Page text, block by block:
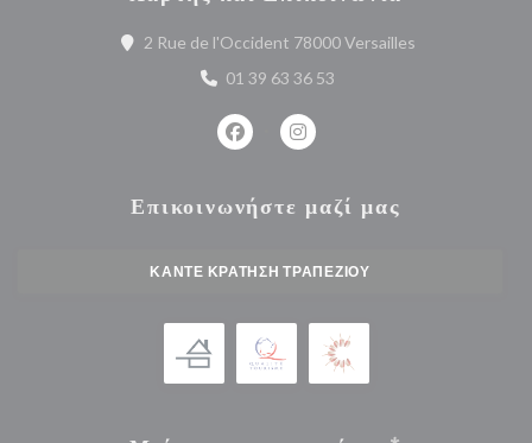
2 Rue de l'Occident 78000 Versailles
01 39 63 36 53
Facebook ((ανοίγει σε νέο
Instagram ((ανοίγει σε νέο
Επικοινωνήστε μαζί μας
ΚΆΝΤΕ ΚΡΆΤΗΣΗ ΤΡΑΠΕΖΙΟΎ